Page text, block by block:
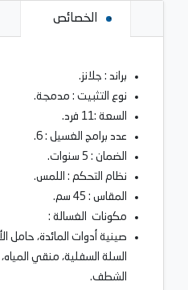
الخصائص
براند : جلانز.
نوع التثبيت : مدمجة.
السعة :11 فرد.
عدد برامج الغسيل : 6.
الضمان : 5 سنوات.
نظام التحكم : اللمس.
المقاس : 45 سم.
مكونات الغسالة :
صينية أدوات المائدة، حامل
السلة السفلية، منقي
الشطف.